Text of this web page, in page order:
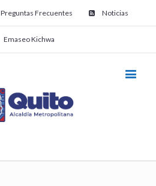
Preguntas Frecuentes Noticias
Emaseo Kichwa